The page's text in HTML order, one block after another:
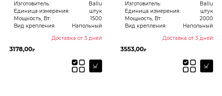
Изготовитель:
Ballu
Единица измерения:
штук
Мощность, Вт:
1500
Вид крепления:
Напольный
Доставка от 3 дней
3178,00₽
Изготовитель:
Ballu
Единица измерения:
штук
Мощность, Вт:
2000
Вид крепления:
Напольный
Доставка от 3 дней
3553,00₽